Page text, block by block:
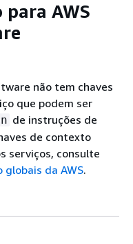
para AWS
não tem chaves
que podem ser
de instruções de
de contexto
serviços, consulte
da AWS.